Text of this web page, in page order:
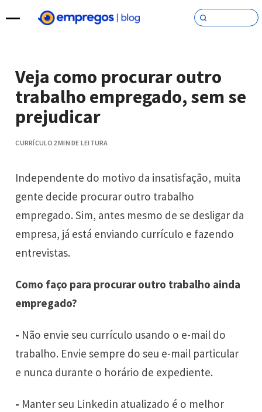
Pular para o conteúdo
Veja como procurar outro
trabalho empregado, sem se
prejudicar
CURRÍCULO 2 MIN DE LEITURA
Independente do motivo da insatisfação, muita
gente decide procurar outro trabalho
empregado. Sim, antes mesmo de se desligar da
empresa, já está enviando currículo e fazendo
entrevistas.
Como faço para procurar outro trabalho ainda
empregado?
- Não envie seu currículo usando o e-mail do
trabalho. Envie sempre do seu e-mail particular
e nunca durante o horário de expediente.
- Manter seu Linkedin atualizado é o melhor